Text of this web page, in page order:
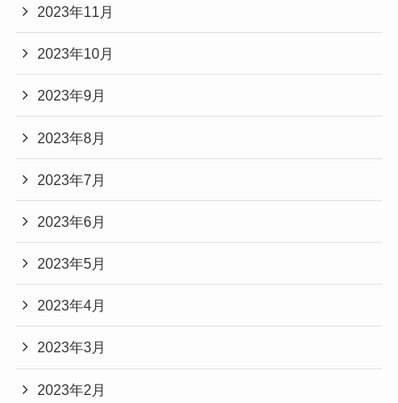
2023年11月
2023年10月
2023年9月
2023年8月
2023年7月
2023年6月
2023年5月
2023年4月
2023年3月
2023年2月